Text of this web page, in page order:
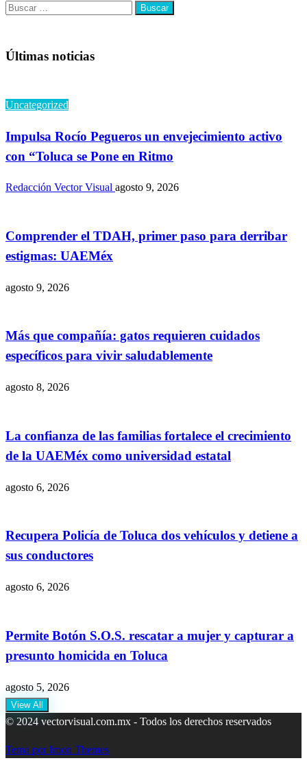
Buscar:
Últimas noticias
Uncategorized
Impulsa Rocío Pegueros un envejecimiento activo
con “Toluca se Pone en Ritmo
Redacción Vector Visual agosto 9, 2026
Comprender el TDAH, primer paso para derribar
estigmas: UAEMéx
agosto 9, 2026
Más que compañía: gatos requieren cuidados
específicos para vivir saludablemente
agosto 8, 2026
La confianza de las familias fortalece el crecimiento
de la UAEMéx como universidad estatal
agosto 6, 2026
Recupera Policía de Toluca dos vehículos y detiene a
sus conductores
agosto 6, 2026
Permite Botón S.O.S. rescatar a mujer y capturar a
presunto homicida en Toluca
agosto 5, 2026
View All
© 2024 vectorvisual.com.mx - Todos los derechos reservados
Tema por Imon Themes